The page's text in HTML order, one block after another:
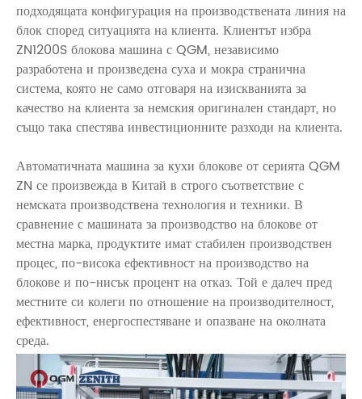
подходящата конфигурация на производствената линия на
блок според ситуацията на клиента. Клиентът избра
ZN1200S блокова машина с QGM, независимо
разработена и произведена суха и мокра странична
система, която не само отговаря на изискванията за
качество на клиента за немския оригинален стандарт, но
също така спестява инвестиционните разходи на клиента.
Автоматичната машина за кухи блокове от серията QGM
ZN се произвежда в Китай в строго съответствие с
немската производствена технология и техники. В
сравнение с машината за производство на блокове от
местна марка, продуктите имат стабилен производствен
процес, по-висока ефективност на производство на
блокове и по-нисък процент на отказ. Той е далеч пред
местните си колеги по отношение на производителност,
ефективност, енергоспестяване и опазване на околната
среда.